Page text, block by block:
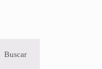
Buscar